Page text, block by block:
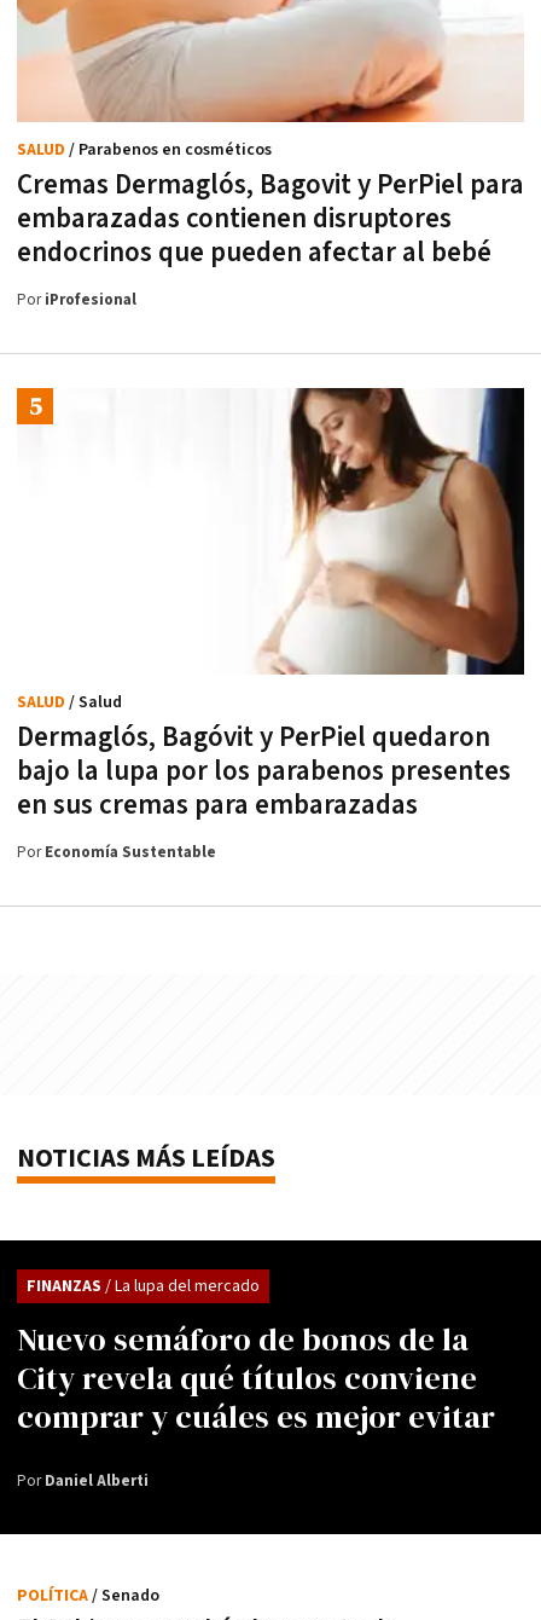
Cremas Dermaglós, Bagovit y PerPiel para
embarazadas contienen disruptores
endocrinos que pueden afectar al bebé
SALUD / Parabenos en cosméticos
PoriProfesional
Dermaglós, Bagóvit y PerPiel quedaron
bajo la lupa por los parabenos presentes
en sus cremas para embarazadas
SALUD / Salud
PorEconomía Sustentable
NOTICIAS MÁS LEÍDAS
Nuevo semáforo de bonos de la
City revela qué títulos conviene
comprar y cuáles es mejor evitar
FINANZAS / La lupa del mercado
PorDaniel Alberti
POLÍTICA/ Senado